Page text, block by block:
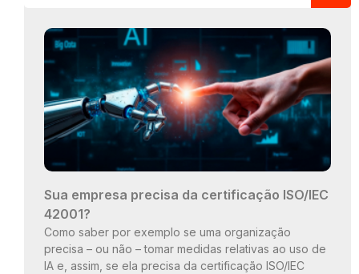
Sua empresa precisa da certificação ISO/IEC
42001?
Como saber por exemplo se uma organização
precisa – ou não – tomar medidas relativas ao uso de
IA e, assim, se ela precisa da certificação ISO/IEC